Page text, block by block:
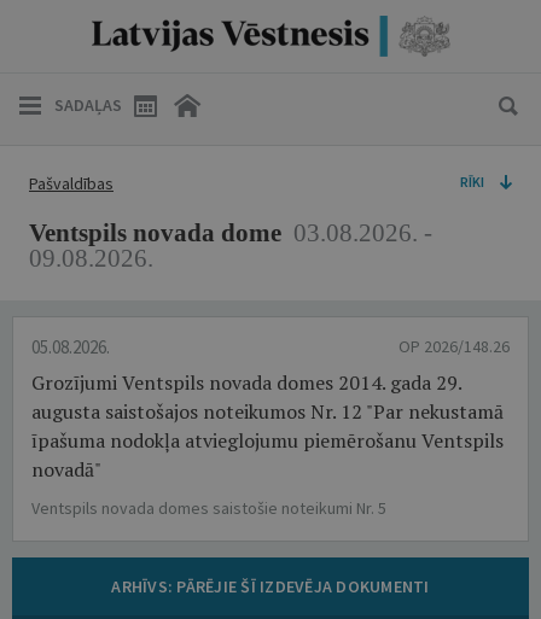
SADAĻAS
Pašvaldības RĪKI
Ventspils novada dome 03.08.2026. -
09.08.2026.
05.08.2026. OP 2026/148.26
Grozījumi Ventspils novada domes 2014. gada 29.
augusta saistošajos noteikumos Nr. 12 "Par nekustamā
īpašuma nodokļa atvieglojumu piemērošanu Ventspils
novadā"
Ventspils novada domes saistošie noteikumi Nr. 5
​ARHĪVS: PĀRĒJIE ŠĪ IZDEVĒJA DOKUMENTI